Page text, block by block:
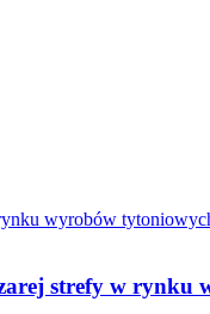
strefy w rynku